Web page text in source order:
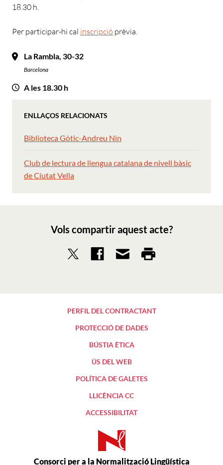
18.30 h.
Per participar-hi cal inscripció prèvia.
La Rambla, 30-32
Barcelona
A les 18.30 h
ENLLAÇOS RELACIONATS
Biblioteca Gòtic-Andreu Nin
Club de lectura de llengua catalana de nivell bàsic
de Ciutat Vella
Vols compartir aquest acte?
PERFIL DEL CONTRACTANT
PROTECCIÓ DE DADES
BÚSTIA ÈTICA
ÚS DEL WEB
POLÍTICA DE GALETES
LLICÈNCIA CC
ACCESSIBILITAT
Consorci per a la Normalització Lingüística